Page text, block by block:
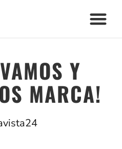
Y
MARCA!